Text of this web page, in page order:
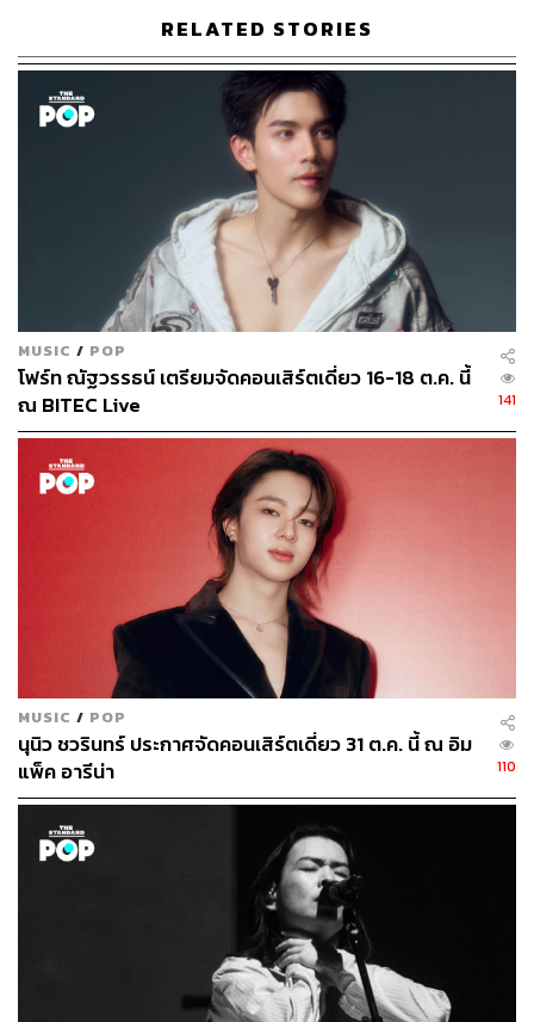
RELATED STORIES
MUSIC / POP
โฟร์ท ณัฐวรรธน์ เตรียมจัดคอนเสิร์ตเดี่ยว 16-18 ต.ค. นี้
ณ BITEC Live
141
MUSIC / POP
นุนิว ชวรินทร์ ประกาศจัดคอนเสิร์ตเดี่ยว 31 ต.ค. นี้ ณ อิม
แพ็ค อารีน่า
110